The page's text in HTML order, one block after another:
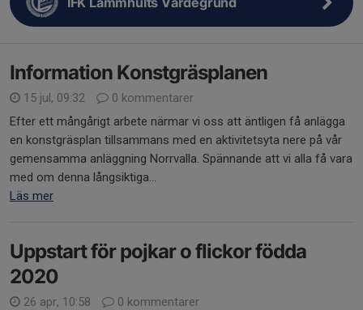
Information Konstgräsplanen
15 jul, 09:32
0 kommentarer
Efter ett mångårigt arbete närmar vi oss att äntligen få anlägga
en konstgräsplan tillsammans med en aktivitetsyta nere på vår
gemensamma anläggning Norrvalla. Spännande att vi alla få vara
med om denna långsiktiga...
Läs mer
Uppstart för pojkar o flickor födda
2020
26 apr, 10:58 0 kommentarer